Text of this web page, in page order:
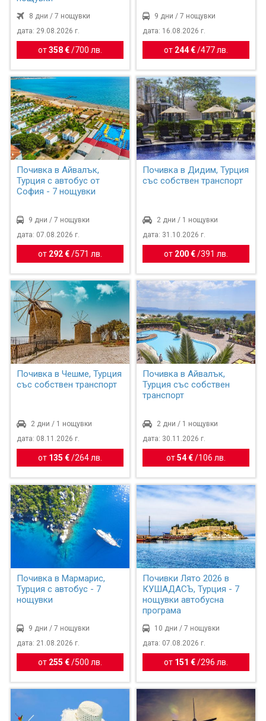
8 дни / 7 нощувки
дата: 29.08.2026 г.
от358 € / 700 лв.
9 дни / 7 нощувки
дата: 16.08.2026 г.
от 244 €/477 лв.
Почивка в Айвалък,
Турция с автобус от
София - 7 нощувки
9 дни / 7 нощувки
дата: 07.08.2026 г.
от 292 € /571 лв.
Почивка в Дидим, Турция
със собствен транспорт
2 дни / 1 нощувки
дата: 31.10.2026 г.
от 200 €/391 лв.
Почивка в Чешме, Турция
със собствен транспорт
2 дни / 1 нощувки
дата: 08.11.2026 г.
от 135 € /264 лв.
Почивка в Айвалък,
Турция със собствен
транспорт
2 дни / 1 нощувки
дата: 30.11.2026 г.
от54 €/ 106 лв.
Почивка в Мармарис,
Турция с автобус - 7
нощувки
9 дни / 7 нощувки
дата: 21.08.2026 г.
от 255 € /500 лв.
Почивки Лято 2026 в
КУШАДАСЪ, Турция - 7
нощувки автобусна
програма
10 дни / 7 нощувки
дата: 07.08.2026 г.
от 151 €/296 лв.